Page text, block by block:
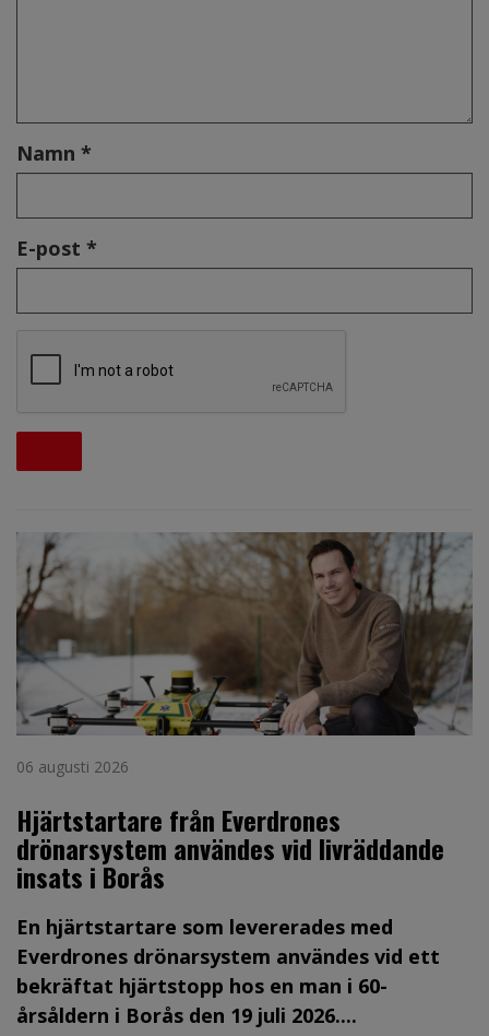
Namn *
E-post *
06 augusti 2026
Hjärtstartare från Everdrones
drönarsystem användes vid livräddande
insats i Borås
En hjärtstartare som levererades med
Everdrones drönarsystem användes vid ett
bekräftat hjärtstopp hos en man i 60-
årsåldern i Borås den 19 juli 2026....